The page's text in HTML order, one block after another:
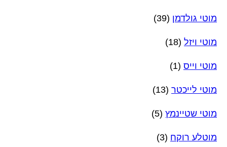
מוטי גולדמן (39)
מוטי ויזל (18)
מוטי וייס (1)
מוטי לייכטר (13)
מוטי שטיינמץ (5)
מוטלע רוקח (3)